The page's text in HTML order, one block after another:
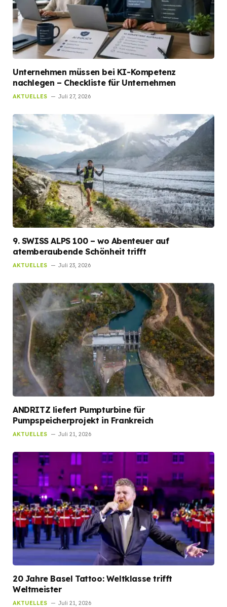
Unternehmen müssen bei KI-Kompetenz
nachlegen – Checkliste für Unternehmen
AKTUELLES Juli 27, 2026
9. SWISS ALPS 100 – wo Abenteuer auf
atemberaubende Schönheit trifft
AKTUELLES Juli 23, 2026
ANDRITZ liefert Pumpturbine für
Pumpspeicherprojekt in Frankreich
AKTUELLES Juli 21, 2026
20 Jahre Basel Tattoo: Weltklasse trifft
Weltmeister
AKTUELLES Juli 21, 2026